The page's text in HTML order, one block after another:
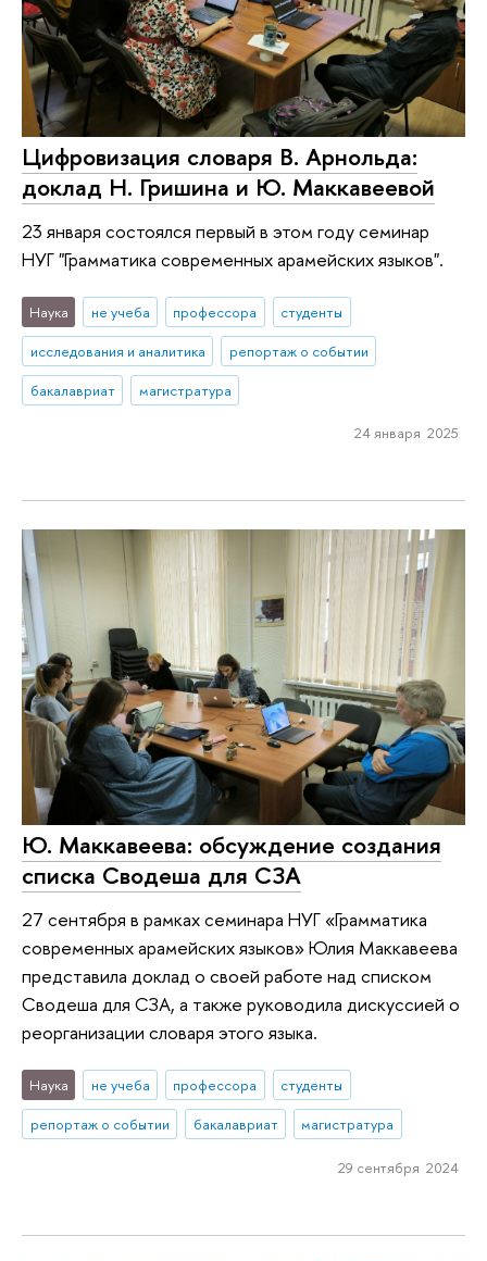
Цифровизация словаря В. Арнольда:
доклад Н. Гришина и Ю. Маккавеевой
23 января состоялся первый в этом году семинар
НУГ "Грамматика современных арамейских языков".
Наука не учеба профессора
студенты
исследования и аналитика
репортаж о событии
бакалавриат
магистратура
24 января 2025
Ю. Маккавеева: обсуждение создания
списка Сводеша для СЗА
27 сентября в рамках семинара НУГ «Грамматика
современных арамейских языков» Юлия Маккавеева
представила доклад о своей работе над списком
Сводеша для СЗА, а также руководила дискуссией о
реорганизации словаря этого языка.
Наука не учеба профессора
студенты
репортаж о событии
бакалавриат магистратура
29 сентября 2024